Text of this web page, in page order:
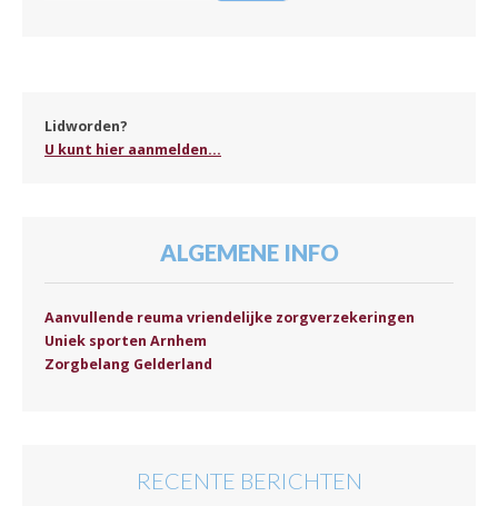
Lidworden?
U kunt hier aanmelden...
ALGEMENE INFO
Aanvullende reuma vriendelijke zorgverzekeringen
Uniek sporten Arnhem
Zorgbelang Gelderland
RECENTE BERICHTEN